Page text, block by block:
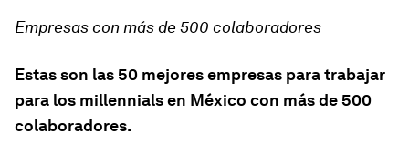
Empresas con más de 500 colaboradores
Estas son las 50 mejores empresas para trabajar
para los millennials en México con más de 500
colaboradores.